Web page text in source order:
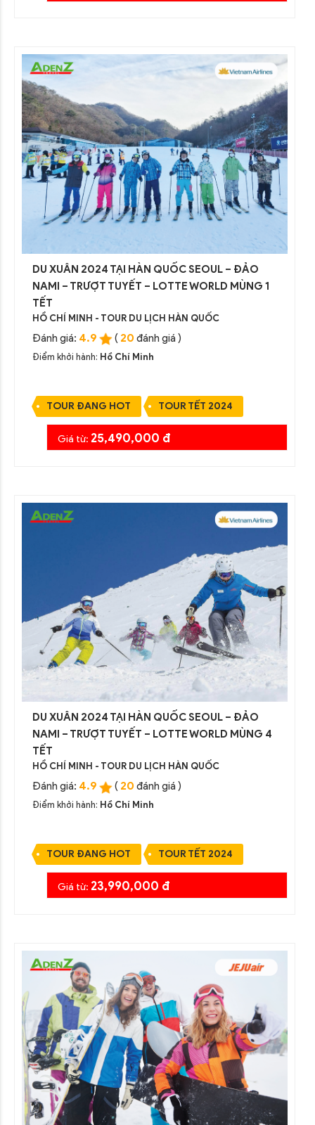
DU XUÂN 2024 TẠI HÀN QUỐC SEOUL – ĐẢO
NAMI – TRƯỢT TUYẾT – LOTTE WORLD MÙNG 1
TẾT
HỒ CHÍ MINH - TOUR DU LỊCH HÀN QUỐC
Đánh giá: 4.9 ( 20 đánh giá )
Điểm khởi hành: Hồ Chí Minh
TOUR ĐANG HOT TOUR TẾT 2024
Giá từ: 25,490,000 đ
DU XUÂN 2024 TẠI HÀN QUỐC SEOUL – ĐẢO
NAMI – TRƯỢT TUYẾT – LOTTE WORLD MÙNG 4
TẾT
HỒ CHÍ MINH - TOUR DU LỊCH HÀN QUỐC
Đánh giá: 4.9 ( 20 đánh giá )
Điểm khởi hành: Hồ Chí Minh
TOUR ĐANG HOT TOUR TẾT 2024
Giá từ: 23,990,000 đ